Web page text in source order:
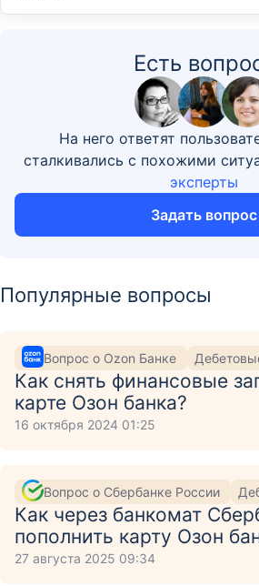
Есть
На него ответят
сталкивались с похожими
эксперты
Задать вопрос
Популярные вопросы
Вопрос о Ozon Банке
Как снять финансовые
карте Озон банка?
16 октября 2024 01:25
Вопрос о Сбербанке России
Как через банкомат
пополнить карту Озон
27 августа 2025 09:34